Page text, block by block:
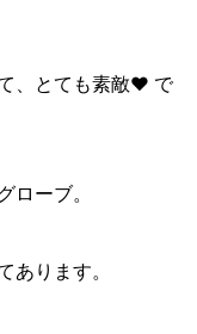
、とても素敵❤ で
ローブ。
あります。